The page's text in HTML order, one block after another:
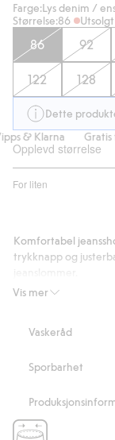
Farge:Lys denim /
Størrelse:86
86 92
122 128
Dette
& Klarna
Gratis
Opplevd størrelse
For liten
av
4
stemmer
Vis mer
Komfortabel
trykknapp og
Artikkelnummer
Vaskeråd
Sporbarhet